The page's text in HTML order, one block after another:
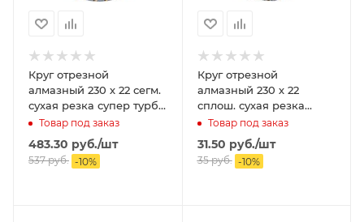
Круг отрезной
алмазный 230 х 22 сегм.
сухая резка супер турбо
ПЕТРОВИЧ
Товар под заказ
483.30 руб./шт
537руб. -10%
Круг отрезной
алмазный 230 х 22
сплош. сухая резка
турбо ПЕТРОВИЧ
Товар под заказ
31.50 руб./шт
35руб. -10%